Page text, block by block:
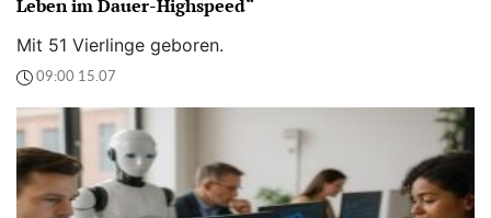
Leben im Dauer-Highspeed“
Mit 51 Vierlinge geboren.
09:00 15.07